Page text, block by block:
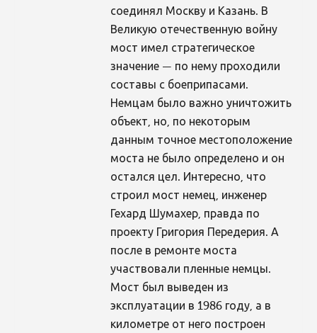
соединял Москву и Казань. В
Великую отечественную войну
мост имел стратегическое
значение — по нему проходили
составы с боеприпасами.
Немцам было важно уничтожить
объект, но, по некоторым
данным точное местоположение
моста не было определено и он
остался цел. Интересно, что
строил мост немец, инженер
Гехард Шумахер, правда по
проекту Григория Передерия. А
после в ремонте моста
участвовали пленные немцы.
Мост был выведен из
эксплуатации в 1986 году, а в
километре от него построен